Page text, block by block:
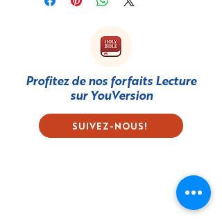
car il est imprimé et expédié depuis
Profitez de nos forfaits Lecture
sur YouVersion
SUIVEZ-NOUS!
S'abonner à notre
bulletin d'information